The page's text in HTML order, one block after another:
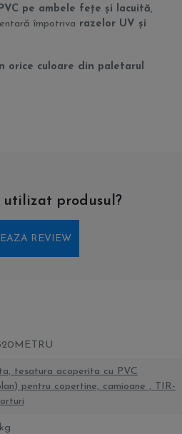
pe ambele fețe și lacuită,
împotriva razelor UV și
orice culoare din paletarul
utilizat produsul?
REVIEW
tesatura acoperita cu PVC
pentru copertine, camioane , TIR-